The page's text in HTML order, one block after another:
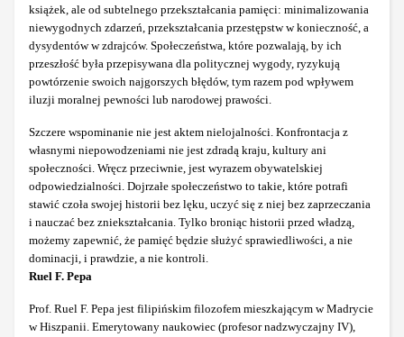
książek, ale od subtelnego przekształcania pamięci: minimalizowania
niewygodnych zdarzeń, przekształcania przestępstw w konieczność, a
dysydentów w zdrajców. Społeczeństwa, które pozwalają, by ich
przeszłość była przepisywana dla politycznej wygody, ryzykują
powtórzenie swoich najgorszych błędów, tym razem pod wpływem
iluzji moralnej pewności lub narodowej prawości.
Szczere wspominanie nie jest aktem nielojalności. Konfrontacja z
własnymi niepowodzeniami nie jest zdradą kraju, kultury ani
społeczności. Wręcz przeciwnie, jest wyrazem obywatelskiej
odpowiedzialności. Dojrzałe społeczeństwo to takie, które potrafi
stawić czoła swojej historii bez lęku, uczyć się z niej bez zaprzeczania
i nauczać bez zniekształcania. Tylko broniąc historii przed władzą,
możemy zapewnić, że pamięć będzie służyć sprawiedliwości, a nie
dominacji, i prawdzie, a nie kontroli.
Ruel F. Pepa
Prof. Ruel F. Pepa jest filipińskim filozofem mieszkającym w Madrycie
w Hiszpanii. Emerytowany naukowiec (profesor nadzwyczajny IV),